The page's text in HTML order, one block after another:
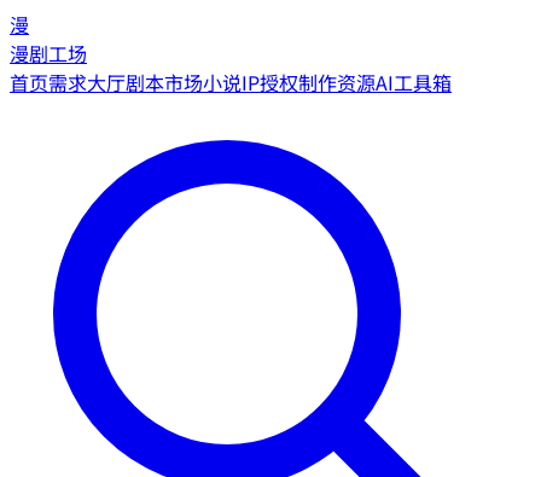
漫
漫剧工场
首页需求大厅剧本市场小说IP授权制作资源AI工具箱